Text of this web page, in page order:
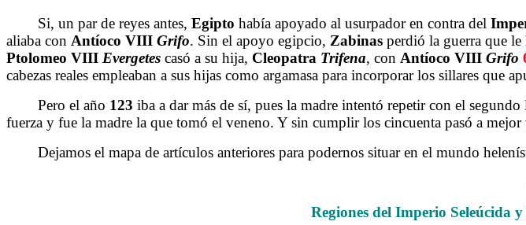
Si, un par de reyes antes, Egipto había apoyado al usurpador en contra del
aliaba con Antíoco VIII Grifo. Sin el apoyo egipcio, Zabinas perdió la guerra que le
Ptolomeo VIII Evergetes casó a su hija, Cleopatra Trifena, con Antíoco VIII Grifo
cabezas reales empleaban a sus hijas como argamasa para incorporar los sillares que
Pero el año 123 iba a dar más de sí, pues la madre intentó repetir con el
fuerza y fue la madre la que tomó el veneno. Y sin cumplir los cincuenta pasó a mejor
Dejamos el mapa de artículos anteriores para podernos situar en el mundo
Regiones del Imperio Seleúcida